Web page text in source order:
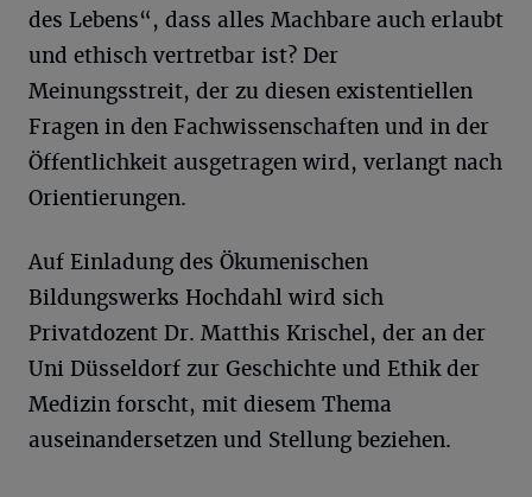
des Lebens“, dass alles Machbare auch erlaubt
und ethisch vertretbar ist? Der
Meinungsstreit, der zu diesen existentiellen
Fragen in den Fachwissenschaften und in der
Öffentlichkeit ausgetragen wird, verlangt nach
Orientierungen.
Auf Einladung des Ökumenischen
Bildungswerks Hochdahl wird sich
Privatdozent Dr. Matthis Krischel, der an der
Uni Düsseldorf zur Geschichte und Ethik der
Medizin forscht, mit diesem Thema
auseinandersetzen und Stellung beziehen.